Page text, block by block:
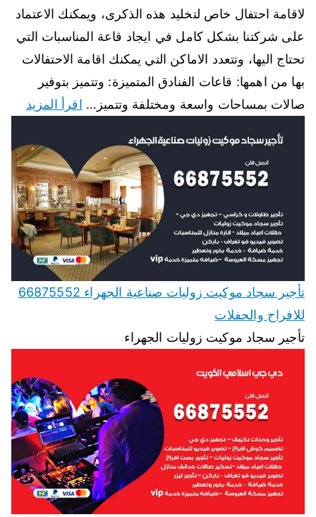
لاقامة احتفال خاص لتخليد هذه الذكرى، ويمكنك الاعتماد
على شركتنا بشكل كامل في ايجاد قاعة المناسبات التي
تحتاج اليها، وتتعدد الاماكن التي يمكنك اقامة الاحتفالات
بها من اهمها: قاعات الفنادق المتميزة: وتتميز بتوفير
صالات بمساحات واسعة ومختلفة وتتميز… اقرأ المزيد
تأجير سجاد موكيت زوليات صناعية الجهراء 66875552
للافراح والحفلات
تأجير سجاد موكيت زوليات الجهراء